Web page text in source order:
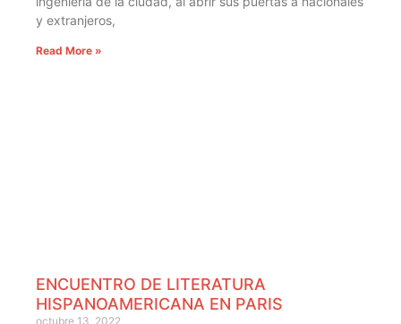
y extranjeros,
Read More »
ENCUENTRO DE LITERATURA
HISPANOAMERICANA EN PARIS
octubre 13, 2022